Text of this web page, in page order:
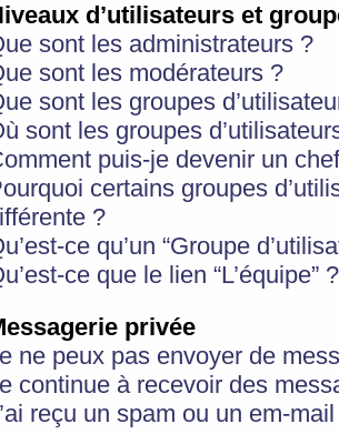
d’utilisateurs et
sont les administrateurs ?
sont les modérateurs ?
sont les groupes
sont les groupes
puis-je devenir un
certains groupes
?
ce qu’un “Groupe
ce que le lien “L’équipe” ?
privée
ne peux pas envoyer de
continue à recevoir des
reçu un spam ou un em-